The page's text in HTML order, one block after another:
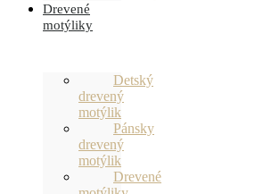
Drevené
motýliky
Detský
drevený
motýlik
Pánsky
drevený
motýlik
Drevené